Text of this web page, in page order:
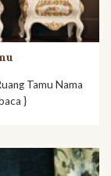
Tamu Nama
}